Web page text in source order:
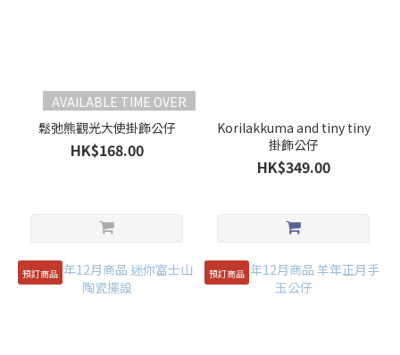
AVAILABLE TIME OVER
鬆弛熊觀光大使掛飾公仔
HK$168.00
Korilakkuma and tiny tiny
掛飾公仔
HK$349.00
預訂商品 預訂商品